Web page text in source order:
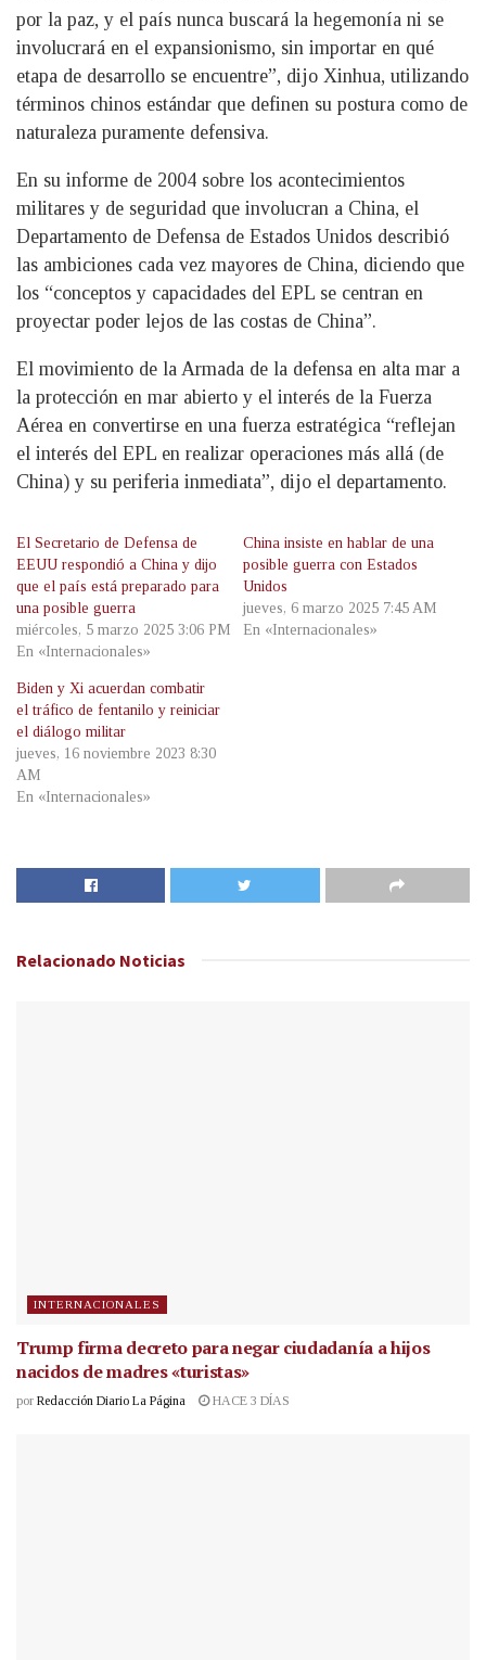
por la paz, y el país nunca buscará la hegemonía ni se
involucrará en el expansionismo, sin importar en qué
etapa de desarrollo se encuentre”, dijo Xinhua, utilizando
términos chinos estándar que definen su postura como de
naturaleza puramente defensiva.
En su informe de 2004 sobre los acontecimientos
militares y de seguridad que involucran a China, el
Departamento de Defensa de Estados Unidos describió
las ambiciones cada vez mayores de China, diciendo que
los “conceptos y capacidades del EPL se centran en
proyectar poder lejos de las costas de China”.
El movimiento de la Armada de la defensa en alta mar a
la protección en mar abierto y el interés de la Fuerza
Aérea en convertirse en una fuerza estratégica “reflejan
el interés del EPL en realizar operaciones más allá (de
China) y su periferia inmediata”, dijo el departamento.
El Secretario de Defensa de
EEUU respondió a China y dijo
que el país está preparado para
una posible guerra
miércoles, 5 marzo 2025 3:06 PM
En «Internacionales»
China insiste en hablar de una
posible guerra con Estados
Unidos
jueves, 6 marzo 2025 7:45 AM
En «Internacionales»
Biden y Xi acuerdan combatir
el tráfico de fentanilo y reiniciar
el diálogo militar
jueves, 16 noviembre 2023 8:30
AM
En «Internacionales»
Relacionado Noticias
INTERNACIONALES
Trump firma decreto para negar ciudadanía a hijos
nacidos de madres «turistas»
por Redacción Diario La Página HACE 3 DÍAS